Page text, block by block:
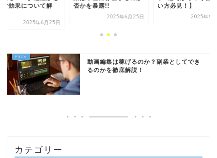
す効果について解
2025年6月25日
否かを暴露!!
2025年6月25日
い方必見！】
2025年6
動画編集は稼げるのか？副業としてでき
るのかを徹底解説！
カテゴリー